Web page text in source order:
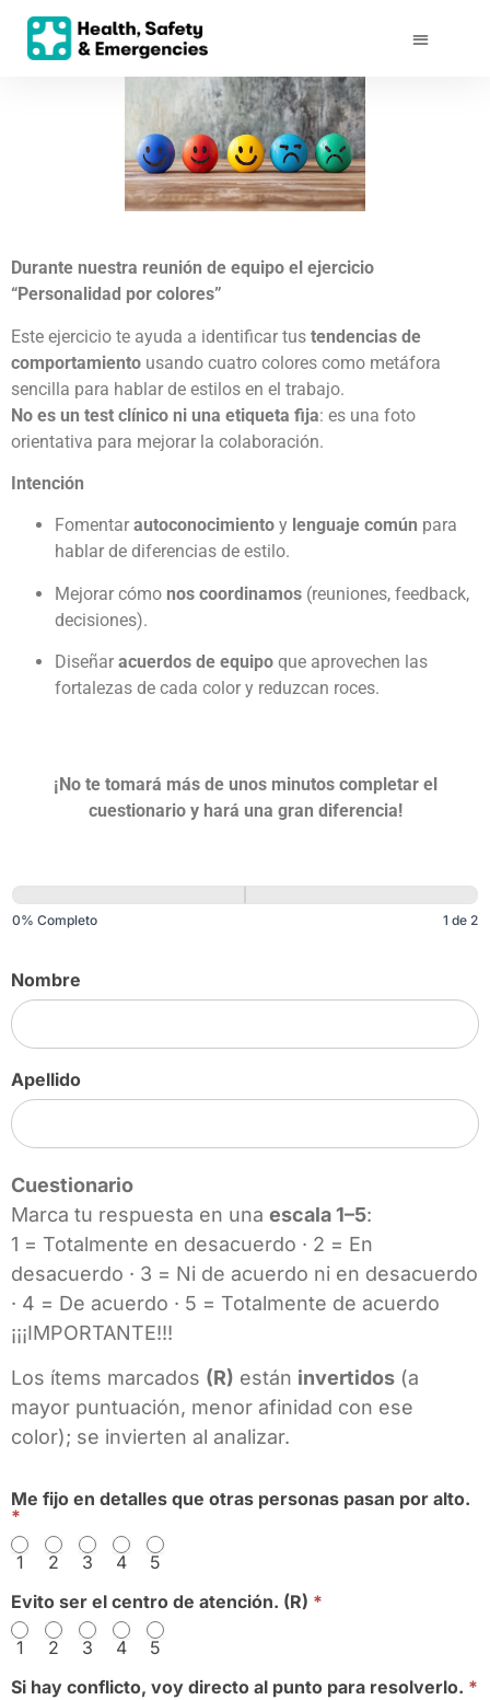
Durante nuestra reunión de equipo el ejercicio
“Personalidad por colores”
Este ejercicio te ayuda a identificar tus tendencias de
comportamiento usando cuatro colores como metáfora
sencilla para hablar de estilos en el trabajo.
No es un test clínico ni una etiqueta fija: es una foto
orientativa para mejorar la colaboración.
Intención
Fomentar autoconocimiento y lenguaje común para
hablar de diferencias de estilo.
Mejorar cómo nos coordinamos (reuniones, feedback,
decisiones).
Diseñar acuerdos de equipo que aprovechen las
fortalezas de cada color y reduzcan roces.
¡No te tomará más de unos minutos completar el
cuestionario y hará una gran diferencia!
colores_Mancomunados
0% Completo 1 de 2
Nombre
Apellido
Cuestionario
Marca tu respuesta en una escala 1–5:
1 = Totalmente en desacuerdo · 2 = En
desacuerdo · 3 = Ni de acuerdo ni en desacuerdo
· 4 = De acuerdo · 5 = Totalmente de acuerdo
¡¡¡IMPORTANTE!!!
Los ítems marcados (R) están invertidos (a
mayor puntuación, menor afinidad con ese
color); se invierten al analizar.
Me fijo en detalles que otras personas pasan por alto.
*
1 2 3 4
5
Evito ser el centro de atención. (R) *
1 2 3 4
5
Si hay conflicto, voy directo al punto para resolverlo. *